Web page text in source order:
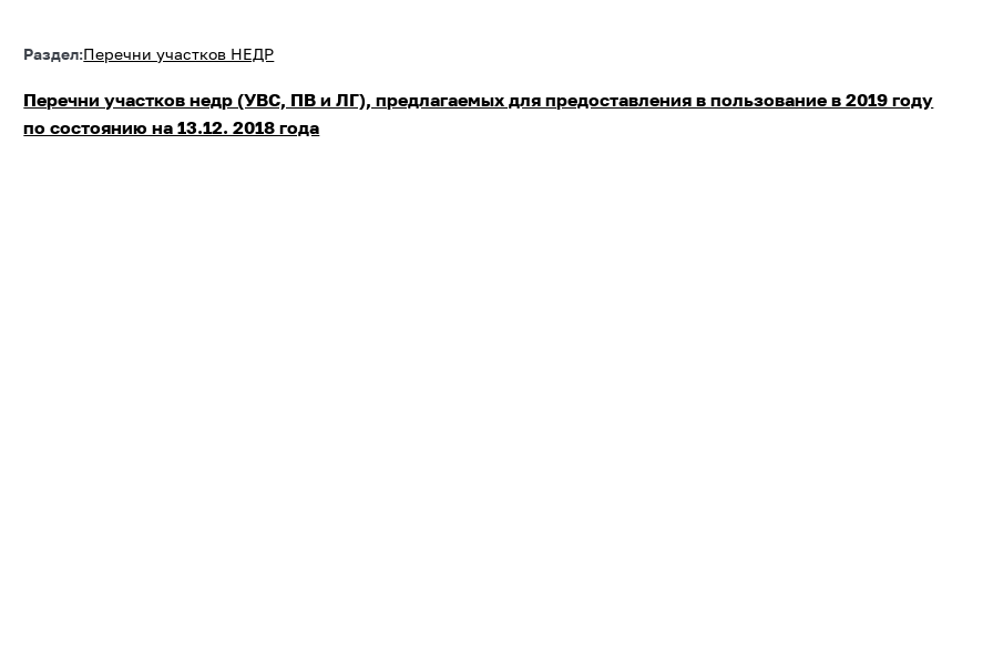
Раздел:Перечни участков НЕДР
Перечни участков недр (УВС, ПВ и ЛГ), предлагаемых для предоставления в пользование в 2019 году
по состоянию на 13.12. 2018 года